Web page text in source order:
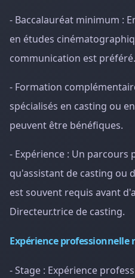
- Baccalauréat minimum :
en études
communication est préféré.
- Formation
spécialisés en casting ou
peuvent être bénéfiques.
- Expérience : Un
qu'assistant de casting ou
est souvent requis avant
Directeur.trice de casting.
Expérience professionnelle
- Stage : Expérience